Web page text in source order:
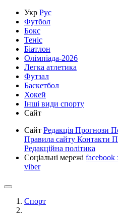
Укр Рус
Футбол
Бокс
Теніс
Біатлон
Олімпіада-2026
Легка атлетика
Футзал
Баскетбол
Хокей
Інші види спорту
Сайт
Сайт Редакція Прогнози
Правила сайту Контакти
Редакційна політика
Соціальні мережі facebook
viber
Спорт